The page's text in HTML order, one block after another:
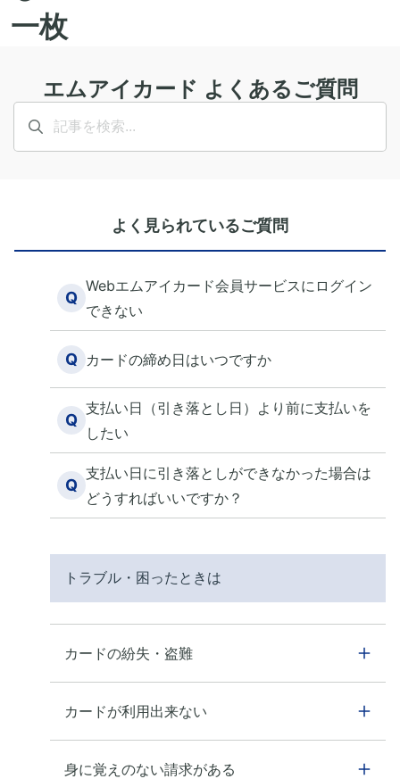
エムアイカード よくあるご質問
よく見られているご質問
Q
Webエムアイカード会員サービスにログイン
できない
Q カードの締め日はいつですか
Q
支払い日（引き落とし日）より前に支払いを
したい
Q
支払い日に引き落としができなかった場合は
どうすればいいですか？
トラブル・困ったときは
カードの紛失・盗難
カードが利用出来ない
身に覚えのない請求がある